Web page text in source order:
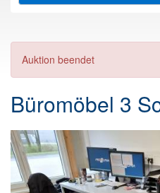
Auktion beendet
Büromöbel 3